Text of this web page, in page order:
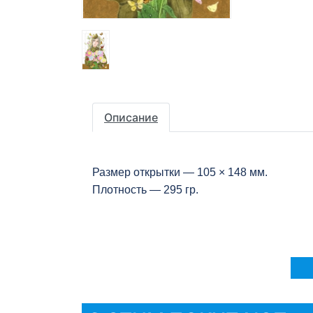
Описание
Размер открытки — 105 × 148 мм.
Плотность — 295 гр.